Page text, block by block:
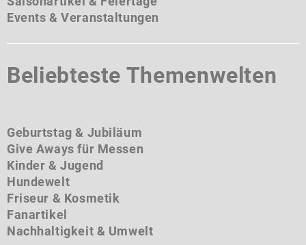
Events & Veranstaltungen
Beliebteste Themenwelten
Geburtstag & Jubiläum
Give Aways für Messen
Kinder & Jugend
Hundewelt
Friseur & Kosmetik
Fanartikel
Nachhaltigkeit & Umwelt